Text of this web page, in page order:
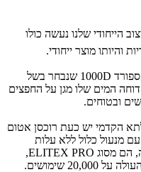
הייחודי שלנו נעשה כולו
והיותו מוצר ייחודי.
🔗 חומר מתקדם: התיק עשוי מחומר אוקספורד 1000D שנבחר בשל
המים שלו מגן על החפצים
ובטוחים.
הקדמי יש כעת רוכסן אטום
מנעול כלול ללא עלות
נוספת! בנוסף, כל הרוכסנים שלנו, כולל זה, הם מסוג ELITEX PRO,
שימושים.